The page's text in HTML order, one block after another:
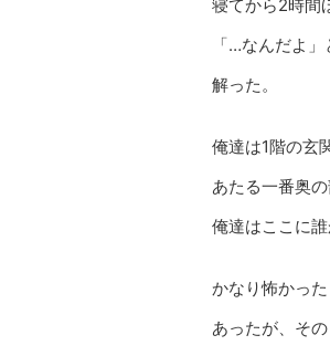
寝てから2時間
「…なんだよ
解った。
俺達は1階の玄
あたる一番奥
俺達はここに
かなり怖かっ
あったが、そ